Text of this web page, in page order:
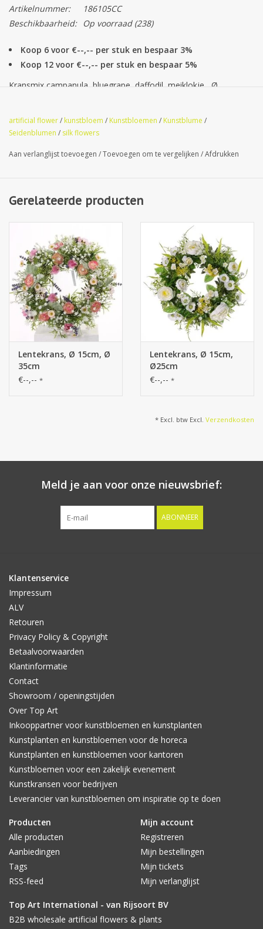
Artikelnummer:
186105CC
Beschikbaarheid:
Op voorraad(238)
Koop 6 voor €--,-- per stuk en bespaar 3%
Koop 12 voor €--,-- per stuk en bespaar 5%
Kransmix campanula, bluegrape, daffodil, meiklokje, Ø
artificial flower/ kunstbloem / Kunstbloemen / Kunstblume /
Seidenblumen / silk flowers
Aan verlanglijst toevoegen /Toevoegen om te vergelijken /Afdrukken
Gerelateerde producten
Lentekrans, Ø 15cm, Ø
35cm
€--,-- *
Lentekrans, Ø 15cm,
Ø25cm
€--,-- *
* Excl. btw Excl. Verzendkosten
Meld je aan voor onze nieuwsbrief:
ABONNEER
Klantenservice
Impressum
ALV
Retouren
Privacy Policy & Copyright
Betaalvoorwaarden
Klantinformatie
Contact
Showroom / openingstijden
Over Top Art
Inkooppartner voor kunstbloemen en kunstplanten
Kunstplanten en kunstbloemen voor de horeca
Kunstplanten en kunstbloemen voor kantoren
Kunstbloemen voor een zakelijk evenement
Kunstkransen voor bedrijven
Leverancier van kunstbloemen om inspiratie op te doen
Producten
Alle producten
Aanbiedingen
Tags
RSS-feed
Mijn account
Registreren
Mijn bestellingen
Mijn tickets
Mijn verlanglijst
Top Art International - van Rijsoort BV
B2B wholesale artificial flowers & plants